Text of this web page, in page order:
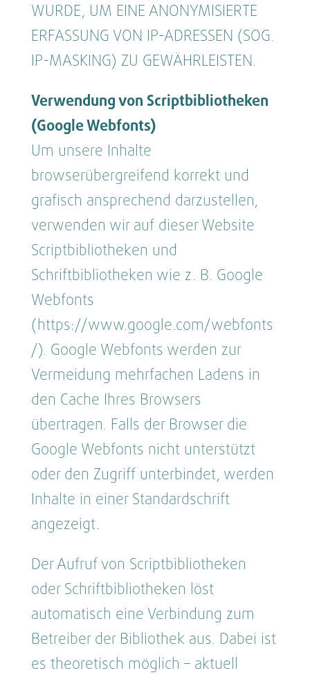
WURDE, UM EINE ANONYMISIERTE
ERFASSUNG VON IP-ADRESSEN (SOG.
IP-MASKING) ZU GEWÄHRLEISTEN.
Verwendung von Scriptbibliotheken
(Google Webfonts)
Um unsere Inhalte
browserübergreifend korrekt und
grafisch ansprechend darzustellen,
verwenden wir auf dieser Website
Scriptbibliotheken und
Schriftbibliotheken wie z. B. Google
Webfonts
(https://www.google.com/webfonts
/). Google Webfonts werden zur
Vermeidung mehrfachen Ladens in
den Cache Ihres Browsers
übertragen. Falls der Browser die
Google Webfonts nicht unterstützt
oder den Zugriff unterbindet, werden
Inhalte in einer Standardschrift
angezeigt.
Der Aufruf von Scriptbibliotheken
oder Schriftbibliotheken löst
automatisch eine Verbindung zum
Betreiber der Bibliothek aus. Dabei ist
es theoretisch möglich – aktuell